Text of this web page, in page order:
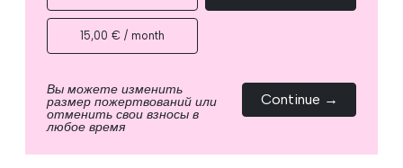
15,00 € / month
Вы можете изменить
размер пожертвований или
отменить свои взносы в
любое время
Continue →